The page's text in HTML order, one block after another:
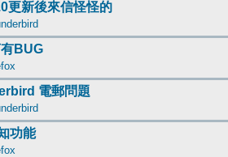
更新後來信怪怪的
BUG
電郵問題
功能